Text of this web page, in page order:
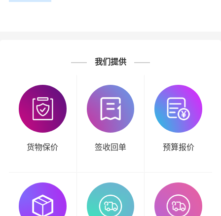
我们提供
货物保价 签收回单 预算报价